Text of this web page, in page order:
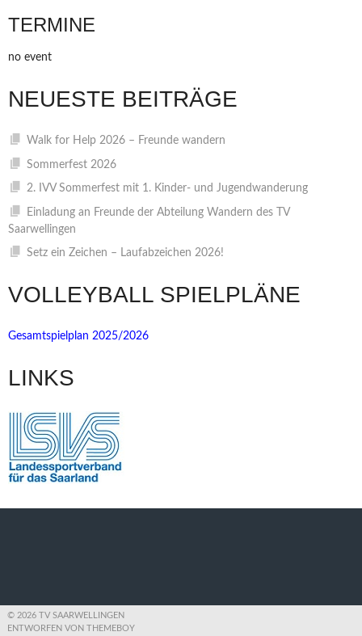
TERMINE
no event
NEUESTE BEITRÄGE
Walk for Help 2026 – Freunde wandern
Sommerfest 2026
2. IVV Sommerfest mit 1. Kinder- und Jugendwanderung
Einladung an Freunde der Abteilung Wandern des TV
Saarwellingen
Setz ein Zeichen – Laufabzeichen 2026!
VOLLEYBALL SPIELPLÄNE
Gesamtspielplan 2025/2026
LINKS
© 2026 TV SAARWELLINGEN
ENTWORFEN VON THEMEBOY